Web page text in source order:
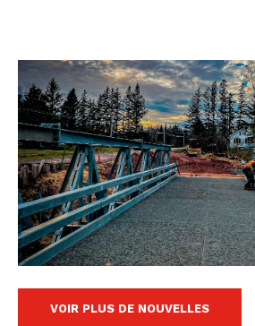
VOIR PLUS DE NOUVELLES